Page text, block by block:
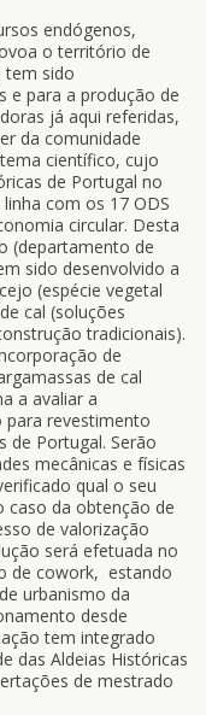
endógenos,
o território de
tem sido
e para a produção de
já aqui referidas,
da comunidade
científico, cujo
de Portugal no
com os 17 ODS
circular. Desta
(departamento de
sido desenvolvido a
(espécie vegetal
cal (soluções
tradicionais).
de
de cal
a avaliar a
para revestimento
de Portugal. Serão
mecânicas e físicas
qual o seu
caso da obtenção de
de valorização
será efetuada no
de cowork, estando
urbanismo da
desde
tem integrado
das Aldeias Históricas
de mestrado